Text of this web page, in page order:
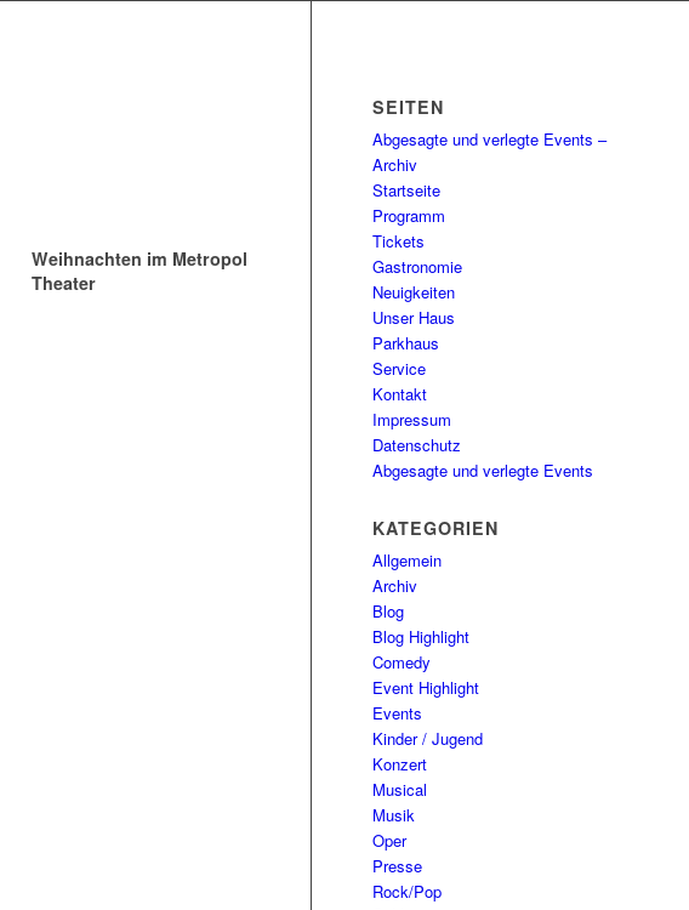
Weihnachten im Metropol
Theater
SEITEN
Abgesagte und verlegte Events –
Archiv
Startseite
Programm
Tickets
Gastronomie
Neuigkeiten
Unser Haus
Parkhaus
Service
Kontakt
Impressum
Datenschutz
Abgesagte und verlegte Events
KATEGORIEN
Allgemein
Archiv
Blog
Blog Highlight
Comedy
Event Highlight
Events
Kinder / Jugend
Konzert
Musical
Musik
Oper
Presse
Rock/Pop